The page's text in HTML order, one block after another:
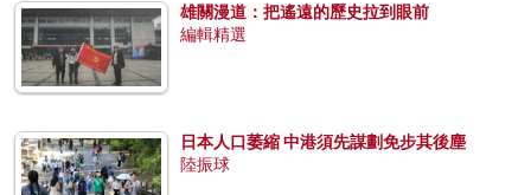
雄關漫道：把遙遠的歷史拉到眼前
編輯精選
日本人口萎縮 中港須先謀劃免步其後塵
陸振球